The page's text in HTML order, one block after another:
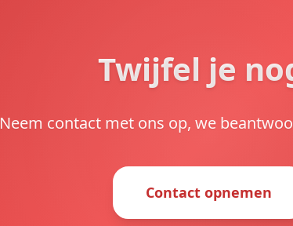
Twijfel je
Neem contact met ons op, we
Contact opnemen